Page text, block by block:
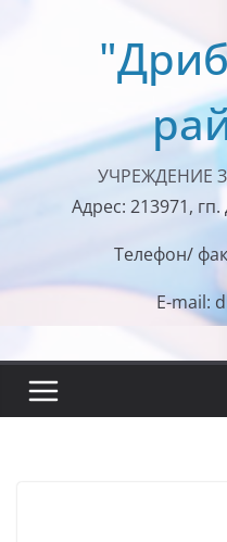
содержимому
УЧРЕЖДЕНИЕ
Адрес: 213971,
Телефон/
E-mail: